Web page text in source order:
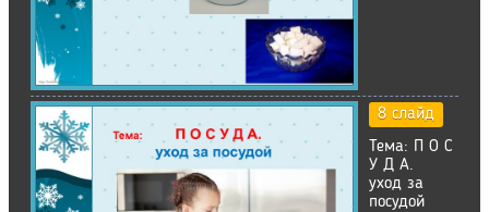
8 слайд
Тема: П О С
У Д А.
уход за
посудой